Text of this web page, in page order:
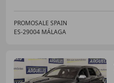
PROMOSALE SPAIN
ES-29004 MÁLAGA